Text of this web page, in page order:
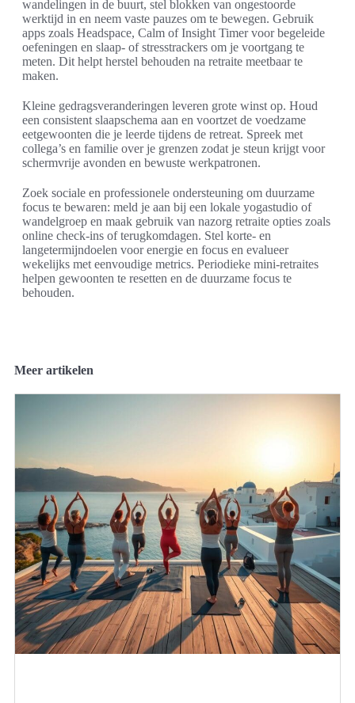
wandelingen in de buurt, stel blokken van ongestoorde
werktijd in en neem vaste pauzes om te bewegen. Gebruik
apps zoals Headspace, Calm of Insight Timer voor begeleide
oefeningen en slaap- of stresstrackers om je voortgang te
meten. Dit helpt herstel behouden na retraite meetbaar te
maken.
Kleine gedragsveranderingen leveren grote winst op. Houd
een consistent slaapschema aan en voortzet de voedzame
eetgewoonten die je leerde tijdens de retreat. Spreek met
collega’s en familie over je grenzen zodat je steun krijgt voor
schermvrije avonden en bewuste werkpatronen.
Zoek sociale en professionele ondersteuning om duurzame
focus te bewaren: meld je aan bij een lokale yogastudio of
wandelgroep en maak gebruik van nazorg retraite opties zoals
online check-ins of terugkomdagen. Stel korte- en
langetermijndoelen voor energie en focus en evalueer
wekelijks met eenvoudige metrics. Periodieke mini-retraites
helpen gewoonten te resetten en de duurzame focus te
behouden.
Meer artikelen